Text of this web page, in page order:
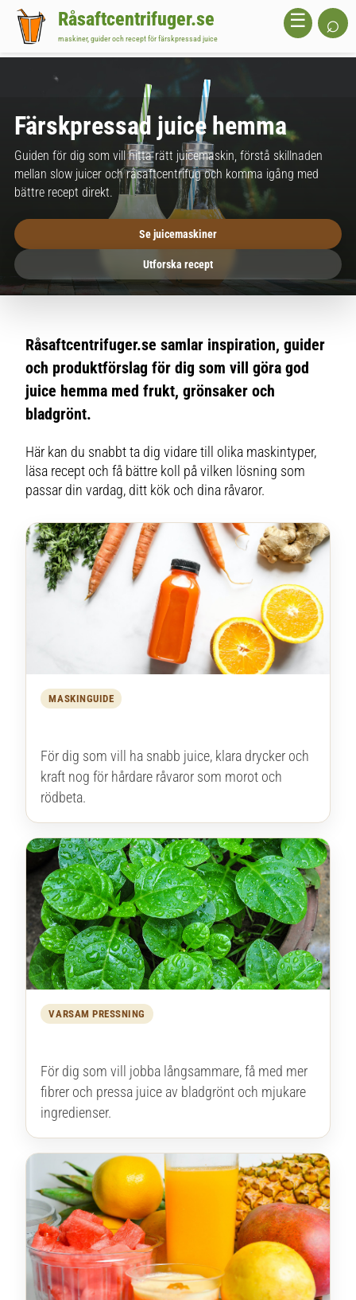
Råsaftcentrifuger.se
maskiner, guider och recept för färskpressad juice
☰ ⌕
Färskpressad juice hemma
Guiden för dig som vill hitta rätt juicemaskin, förstå skillnaden
mellan slow juicer och råsaftcentrifug och komma igång med
bättre recept direkt.
Se juicemaskiner
Utforska recept
Råsaftcentrifuger.se samlar inspiration, guider
och produktförslag för dig som vill göra god
juice hemma med frukt, grönsaker och
bladgrönt.
Här kan du snabbt ta dig vidare till olika maskintyper,
läsa recept och få bättre koll på vilken lösning som
passar din vardag, ditt kök och dina råvaror.
MASKINGUIDE
För dig som vill ha snabb juice, klara drycker och
kraft nog för hårdare råvaror som morot och
rödbeta.
VARSAM PRESSNING
För dig som vill jobba långsammare, få med mer
fibrer och pressa juice av bladgrönt och mjukare
ingredienser.